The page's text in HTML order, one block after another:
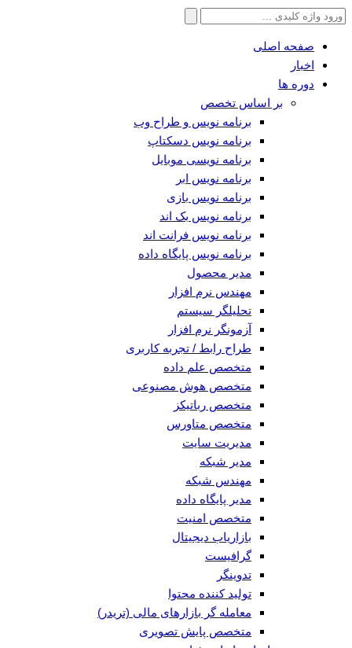
جستجو
صفحه اصلی
اخبار
دوره ها
بر اساس تخصص
برنامه نویس و طراح وب
برنامه نویس دسکتاپ
برنامه نویسی موبایل
برنامه نویس ابر
برنامه نویس بازی
برنامه نویس بک اند
برنامه نویس فرانت اند
برنامه نویس پایگاه داده
مدیر محصول
مهندس نرم افزار
تحلیلگر سیستم
آزمونگر نرم افزار
طراح رابط / تجربه کاربری
متخصص علم داده
متخصص هوش مصنوعی
متخصص رباتیکز
متخصص متاورس
مدیریت سایت
مدیر شبکه
مهندس شبکه
مدیر پایگاه داده
متخصص امنیت
بازاریاب دیجیتال
گرافیست
تدوینگر
تولید کننده محتوا
معامله گر بازارهای مالی (تریدر)
متخصص پایش تصویری